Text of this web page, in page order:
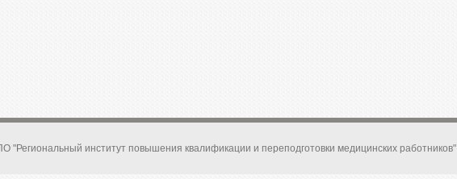
институт повышения квалификации и переподготовки медицинских работников"